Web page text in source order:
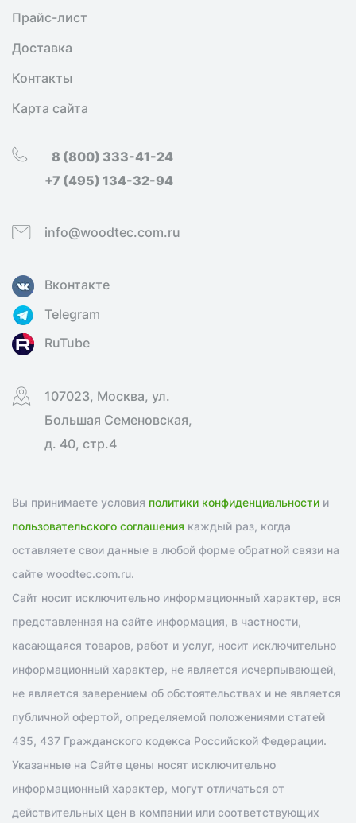
Прайс-лист
Доставка
Контакты
Карта сайта
8 (800) 333-41-24
+7 (495) 134-32-94
info@woodtec.com.ru
Вконтакте
Telegram
RuTube
107023, Москва, ул.
Большая Семеновская,
д. 40, стр.4
Вы принимаете условия политики конфиденциальности и
пользовательского соглашения каждый раз, когда
оставляете свои данные в любой форме обратной связи на
сайте woodtec.com.ru.
Сайт носит исключительно информационный характер, вся
представленная на сайте информация, в частности,
касающаяся товаров, работ и услуг, носит исключительно
информационный характер, не является исчерпывающей,
не является заверением об обстоятельствах и не является
публичной офертой, определяемой положениями статей
435, 437 Гражданского кодекса Российской Федерации.
Указанные на Сайте цены носят исключительно
информационный характер, могут отличаться от
действительных цен в компании или соответствующих